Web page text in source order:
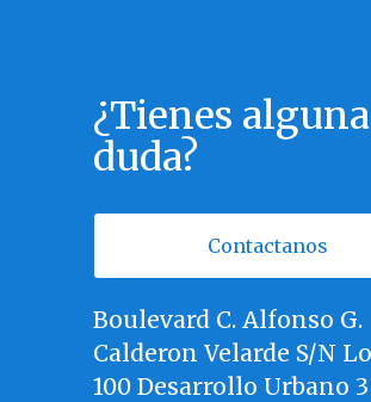
¿Tienes alguna
duda?
Contactanos
Boulevard C. Alfonso G.
Calderon Velarde S/N
100 Desarrollo Urbano